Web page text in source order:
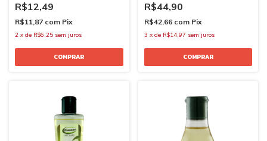
R$12,49
R$11,87 com Pix
2 x de R$6,25 sem juros
R$44,90
R$42,66 com Pix
3 x de R$14,97 sem juros